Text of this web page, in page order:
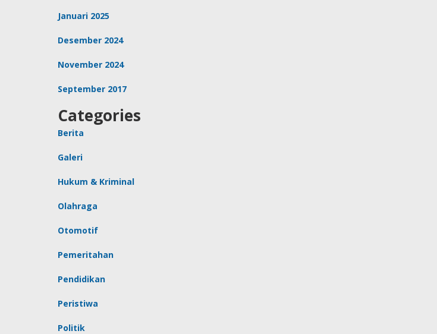
Januari 2025
Desember 2024
November 2024
September 2017
Categories
Berita
Galeri
Hukum & Kriminal
Olahraga
Otomotif
Pemeritahan
Pendidikan
Peristiwa
Politik